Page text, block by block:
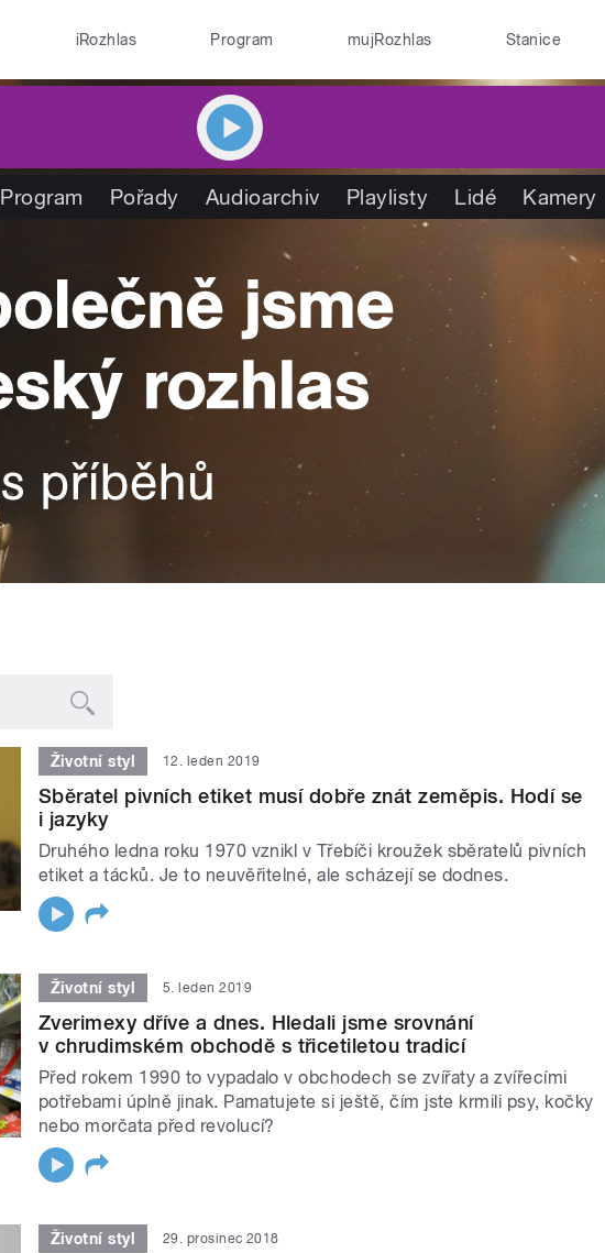
iRozhlas Program mujRozhlas Stanice
Program Pořady Audioarchiv Playlisty Lidé Kamery
Životní styl 12. leden 2019
Sběratel pivních etiket musí dobře znát zeměpis. Hodí se
i jazyky
Druhého ledna roku 1970 vznikl v Třebíči kroužek sběratelů pivních
etiket a tácků. Je to neuvěřitelné, ale scházejí se dodnes.
Životní styl 5. leden 2019
Zverimexy dříve a dnes. Hledali jsme srovnání
v chrudimském obchodě s třicetiletou tradicí
Před rokem 1990 to vypadalo v obchodech se zvířaty a zvířecími
potřebami úplně jinak. Pamatujete si ještě, čím jste krmili psy, kočky
nebo morčata před revolucí?
Životní styl 29. prosinec 2018